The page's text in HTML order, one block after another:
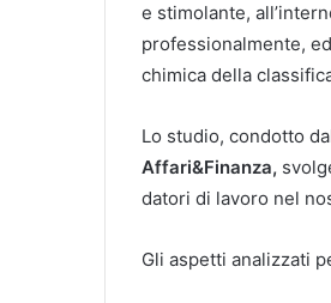
e stimolante,
professionalmente,
chimica della
Lo studio, condotto
Affari&Finanza,
datori di lavoro nel
Gli aspetti analizzati